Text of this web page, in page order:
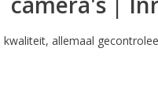
allemaal